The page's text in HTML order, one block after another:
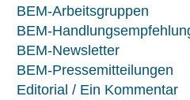
BEM-Arbeitsgruppen
BEM-
BEM-Newsletter
BEM-Pressemitteilungen
Editorial / Ein Kommentar